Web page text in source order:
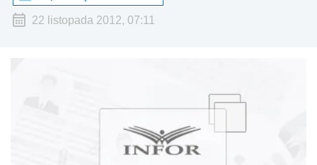
22 listopada 2012, 07:11